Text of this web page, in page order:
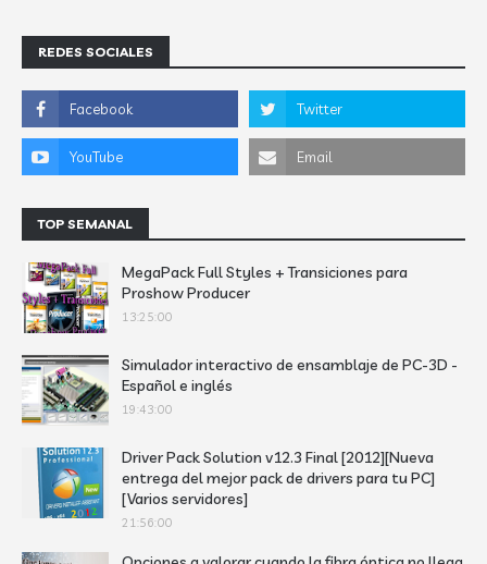
REDES SOCIALES
TOP SEMANAL
MegaPack Full Styles + Transiciones para
Proshow Producer
13:25:00
Simulador interactivo de ensamblaje de PC-3D -
Español e inglés
19:43:00
Driver Pack Solution v12.3 Final [2012][Nueva
entrega del mejor pack de drivers para tu PC]
[Varios servidores]
21:56:00